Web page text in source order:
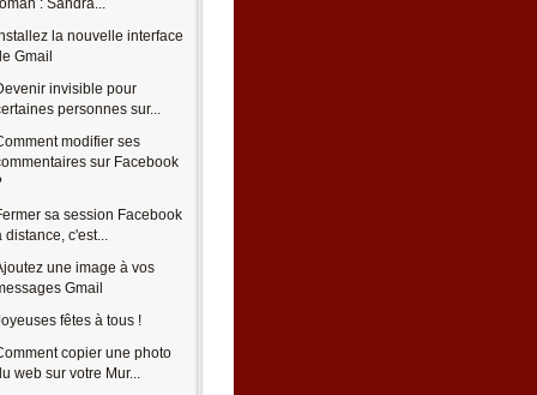
la nouvelle interface
Gmail
invisible pour
personnes sur...
modifier ses
sur Facebook
sa session Facebook
distance, c'est...
une image à vos
Gmail
fêtes à tous !
copier une photo
web sur votre Mur...